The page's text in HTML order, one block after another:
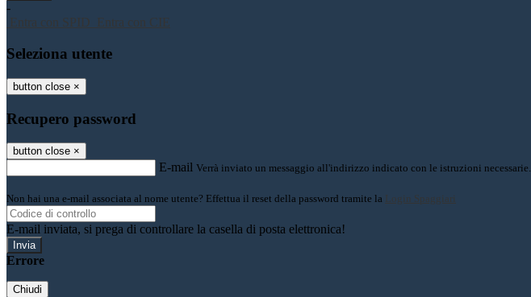
-
Entra con SPID
Entra con CIE
Seleziona utente
button close ×
Recupero password
button close ×
E-mail Verrà inviato un messaggio all'indirizzo indicato con le istruzioni necessarie.
Non hai una e-mail associata al nome utente? Effettua il reset della password tramite la Login Spaggiari
E-mail inviata, si prega di controllare la casella di posta elettronica!
Errore
Chiudi